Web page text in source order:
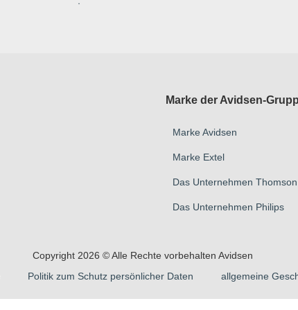
Marke der Avidsen-
Marke Avidsen
Marke Extel
Das Unternehmen Thomson
Das Unternehmen Philips
Copyright 2026 © Alle Rechte vorbehalten Avidsen
Politik zum Schutz persönlicher Daten allgemeine